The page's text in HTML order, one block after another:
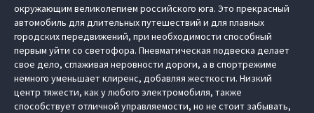
окружающим великолепием российского юга. Это прекрасный
автомобиль для длительных путешествий и для плавных
городских передвижений, при необходимости способный
первым уйти со светофора. Пневматическая подвеска делает
свое дело, сглаживая неровности дороги, а в спортрежиме
немного уменьшает клиренс, добавляя жесткости. Низкий
центр тяжести, как у любого электромобиля, также
способствует отличной управляемости, но не стоит забывать,